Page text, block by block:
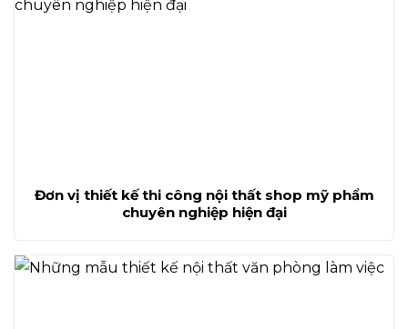
Đơn vị thiết kế thi công nội thất shop mỹ phẩm
chuyên nghiệp hiện đại